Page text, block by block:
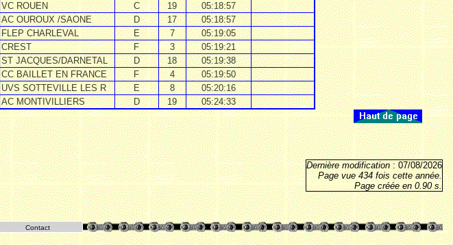
VC ROUEN C 19
05:18:57
AC OUROUX /SAONE D 17
05:18:57
FLEP CHARLEVAL E 7
05:19:05
CREST F 3
05:19:21
ST JACQUES/DARNETAL D 18
05:19:38
CC BAILLET EN FRANCE F 4
05:19:50
UVS SOTTEVILLE LES R E 8
05:20:16
AC MONTIVILLIERS D 19 05:24:33
Dernière modification: 07/08/2026
Page vue 434 fois cette année.
Page créée en 0.90 s.
Contact